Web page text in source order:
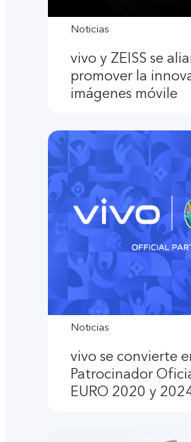
Noticias
vivo y ZEISS se
promover la
imágenes móvile
Noticias
vivo se convierte
Patrocinador
EURO 2020 y